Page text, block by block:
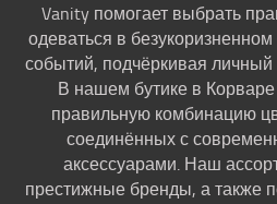
Где нас найти в
Корваре
Vanity помогает выбрать
одеваться в
событий, подчёркивая личный
В нашем бутике в
правильную комбинацию
соединённых с
аксессуарами. Наш
престижные бренды, а также